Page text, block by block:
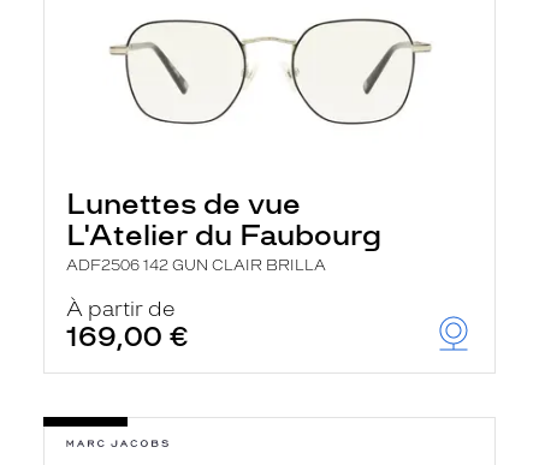
Lunettes de vue
L'Atelier du Faubourg
ADF2506 142 GUN CLAIR BRILLA
À partir de
169,00 €